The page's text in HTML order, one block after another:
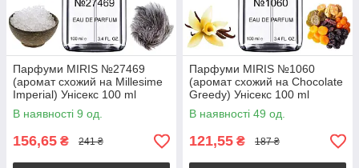
Парфуми MIRIS №27469
(аромат схожий на Millesime
Imperial) Унісекс 100 ml
В наявності 9 од.
156,65 ₴ 241 ₴
Парфуми MIRIS №1060
(аромат схожий на Chocolate
Greedy) Унісекс 100 ml
В наявності 49 од.
121,55 ₴ 187 ₴